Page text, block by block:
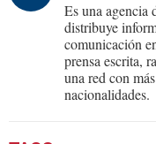
Es una agencia
distribuye
comunicación
prensa escrita,
una red con
nacionalidades.